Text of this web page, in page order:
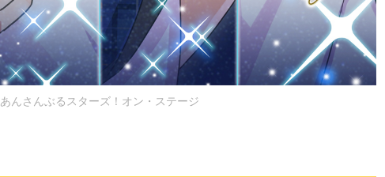
あんさんぶるスターズ！オン・ステージ